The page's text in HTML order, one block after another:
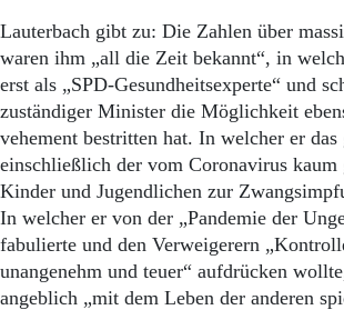
Start
Wer wir sind
Aktuelle Ausgabe
Abonnenten-Login
Abonnent werden
Abo Prämien
Archiv
Mediadaten
Kontakt
Impressum
Datenschutz
Lauterbach gibt zu: Die Zahlen über
waren ihm „all die Zeit bekannt“, in
erst als „SPD-Gesundheitsexperte“ und
zuständiger Minister die Möglichkeit
vehement bestritten hat. In welcher er das
einschließlich der vom Coronavirus kaum
Kinder und Jugendlichen zur
In welcher er von der „Pandemie der
fabulierte und den Verweigerern
unangenehm und teuer“ aufdrücken
angeblich „mit dem Leben der anderen